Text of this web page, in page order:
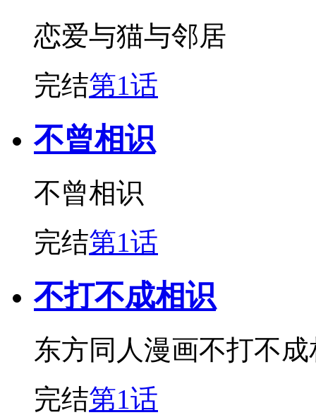
恋爱与猫与邻居
完结第1话
不曾相识
不曾相识
完结第1话
不打不成相识
东方同人漫画不打不成
完结第1话